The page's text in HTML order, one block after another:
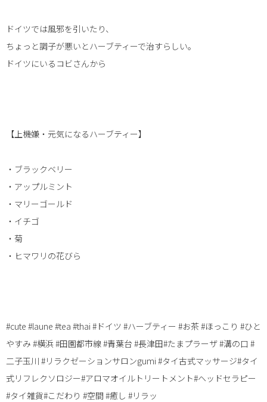
ドイツでは風邪を引いたり、
ちょっと調子が悪いとハーブティーで治すらしい。
ドイツにいるコビさんから︎
【上機嫌・元気になるハーブティー】
・ブラックベリー
・アップルミント
・マリーゴールド
・イチゴ
・菊
・ヒマワリの花びら
#cute #laune #tea #thai #ドイツ #ハーブティー #お茶 #ほっこり #ひと
やすみ #横浜 #田園都市線 #青葉台 #長津田#たまプラーザ #溝の口 #
二子玉川 #リラクゼーションサロンgumi #タイ古式マッサージ#タイ
式リフレクソロジー#アロマオイルトリートメント#ヘッドセラピー
#タイ雑貨#こだわり #空間 #癒し #リラッ